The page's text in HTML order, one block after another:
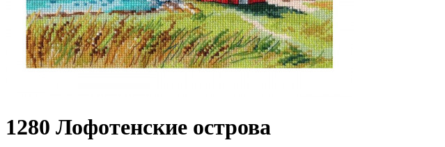
1280 Лофотенские острова